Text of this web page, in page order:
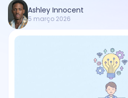
Ashley Innocent
5 março 2026